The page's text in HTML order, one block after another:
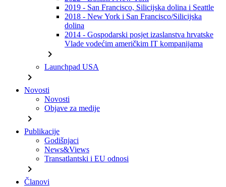
2019 - San Francisco, Silicijska dolina i Seattle
2018 - New York i San Francisco/Silicijska
dolina
2014 - Gospodarski posjet izaslanstva hrvatske
Vlade vodećim američkim IT kompanijama
chevron_right
Launchpad USA
chevron_right
Novosti
Novosti
Objave za medije
chevron_right
Publikacije
Godišnjaci
News&Views
Transatlantski i EU odnosi
chevron_right
Članovi